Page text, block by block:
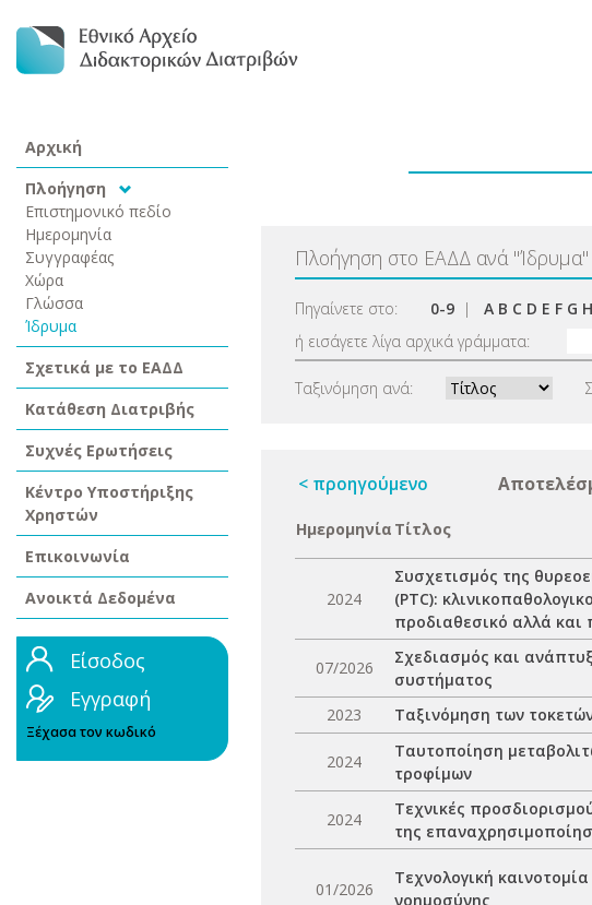
Αρχική
Πλοήγηση
Επιστημονικό πεδίο
Ημερομηνία
Συγγραφέας
Χώρα
Γλώσσα
Ίδρυμα
Σχετικά με το ΕΑΔΔ
Κατάθεση Διατριβής
Συχνές Ερωτήσεις
Κέντρο Υποστήριξης
Χρηστών
Επικοινωνία
Ανοικτά Δεδομένα
Είσοδος
Εγγραφή
Ξέχασα τον κωδικό
Πλοήγηση στο ΕΑΔΔ ανά "Ίδρυμα"
Πηγαίνετε στο: 0-9 | A B C D E F G H
ή εισάγετε λίγα αρχικά γράμματα:
Ταξινόμηση ανά:
< προηγούμενο
Ημερομηνία Τίτλος
2024
Συσχετισμός της
(PTC):
προδιαθεσικό αλλά και
07/2026
Σχεδιασμός και
συστήματος
2023
Ταξινόμηση των
2024
Ταυτοποίηση
τροφίμων
2024
Τεχνικές
της
01/2026
Τεχνολογική
νοημοσύνης